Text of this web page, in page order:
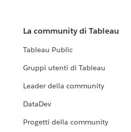
La community di Tableau
Tableau Public
Gruppi utenti di Tableau
Leader della community
DataDev
Progetti della community